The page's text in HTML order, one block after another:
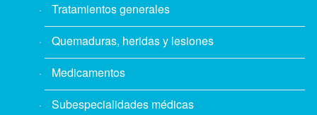
Tratamientos generales
Quemaduras, heridas y lesiones
Medicamentos
Subespecialidades médicas